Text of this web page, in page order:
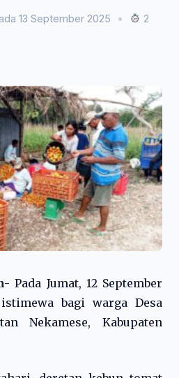
13 September 2025 •
2
Pada Jumat, 12 September
bagi warga Desa
Nekamese, Kabupaten